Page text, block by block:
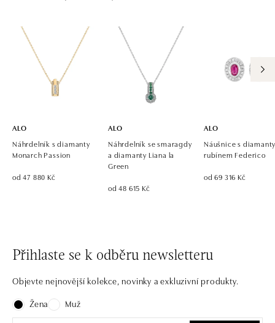
ALO
Náhrdelník s diamanty
Monarch Passion
od 47 880 Kč
ALO
Náhrdelník se smaragdy
a diamanty Liana la
Green
od 48 615 Kč
ALO
Náušnice s
rubínem Federico
od 69 316 Kč
Přihlaste se k odběru newsletteru
Objevte nejnovější kolekce, novinky a exkluzivní produkty.
Žena
Muž